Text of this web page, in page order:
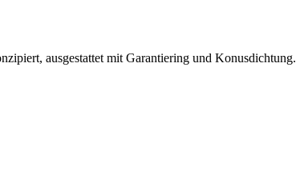
ausgestattet mit Garantiering und Konusdichtung.